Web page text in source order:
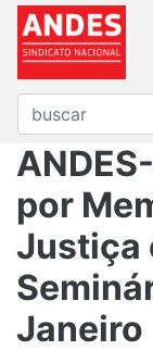
por
Justiça
Janeiro